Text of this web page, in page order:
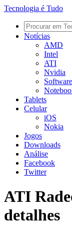
Tecnologia é Tudo
Notícias
AMD
Intel
ATI
Nvidia
Software
Tablets
Celular
iOS
Nokia
Jogos
Downloads
Análise
Facebook
Twitter
ATI
detalhes